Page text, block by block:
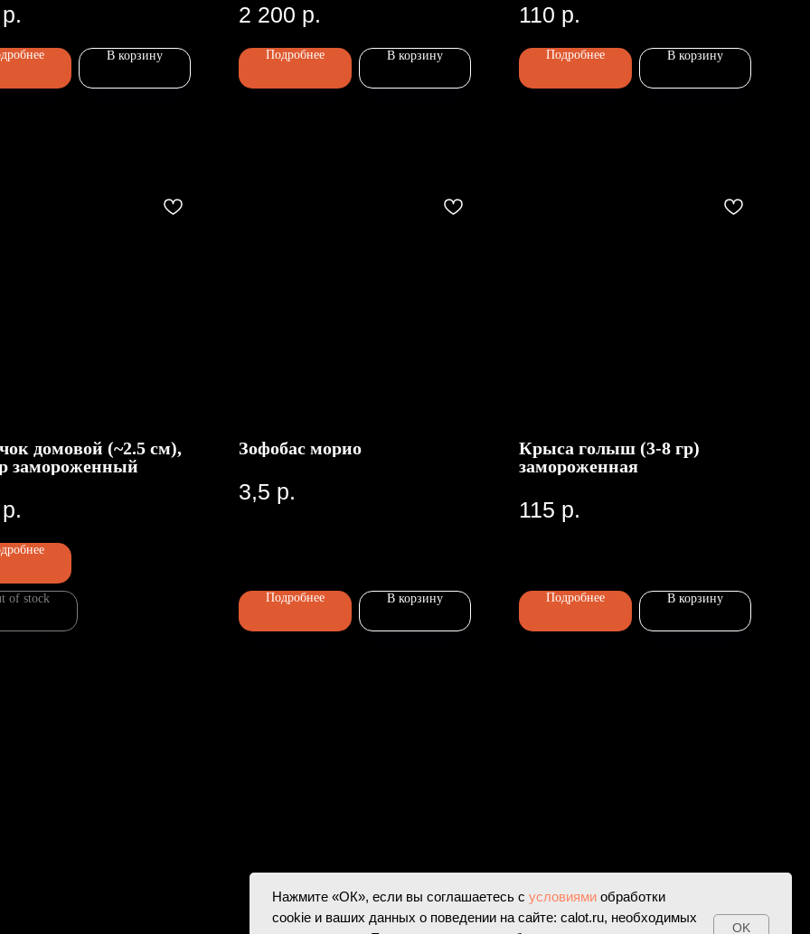
Нажмите «ОК», если вы соглашаетесь с условиями обработки
cookie и ваших данных о поведении на сайте: calot.ru, необходимых
OK
р.
В корзину
2 200 р.
Подробнее В корзину
110 р.
Подробнее В корзину
домовой (~2.5 см),
замороженный
р.
of stock
Зофобас морио
3,5 р.
Подробнее В корзину
Крыса голыш (3-8 гр)
замороженная
115 р.
Подробнее В корзину